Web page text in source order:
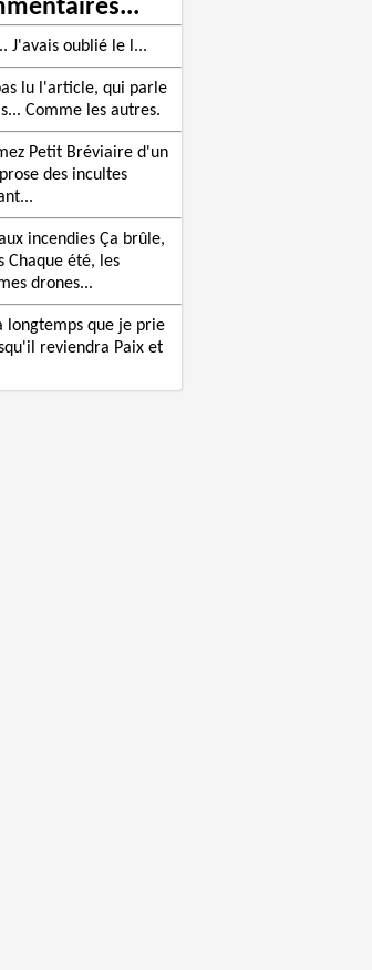
J'avais oublié le l...
lu l'article, qui parle
Comme les autres.
Petit Bréviaire d'un
des incultes
incendies Ça brûle,
Chaque été, les
drones...
longtemps que je prie
reviendra Paix et